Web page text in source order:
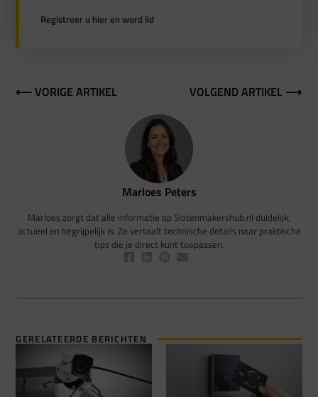
Registreer u hier en word lid
⟵ VORIGE ARTIKEL VOLGEND ARTIKEL ⟶
Marloes Peters
Marloes zorgt dat alle informatie op Slotenmakershub.nl duidelijk,
actueel en begrijpelijk is. Ze vertaalt technische details naar praktische
tips die je direct kunt toepassen.
GERELATEERDE BERICHTEN